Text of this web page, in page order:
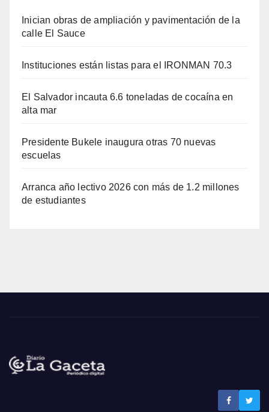
Inician obras de ampliación y pavimentación de la
calle El Sauce
Instituciones están listas para el IRONMAN 70.3
El Salvador incauta 6.6 toneladas de cocaína en
alta mar
Presidente Bukele inaugura otras 70 nuevas
escuelas
Arranca año lectivo 2026 con más de 1.2 millones
de estudiantes